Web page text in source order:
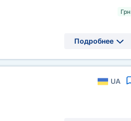
Грн
Подробнее
UA